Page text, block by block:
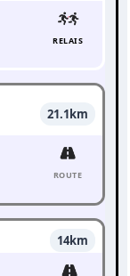
RELAIS
21.1km
ROUTE
14km